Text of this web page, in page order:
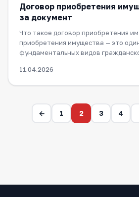
Договор приобретения
за документ
Что такое договор приобретения
приобретения имущества — это
фундаментальных видов
11.04.2026
← 1 2 3 4